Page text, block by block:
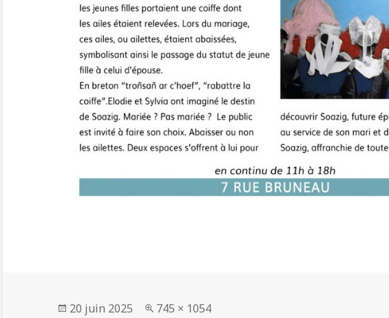
Publié
20 juin 2025
Taille
745 × 1054